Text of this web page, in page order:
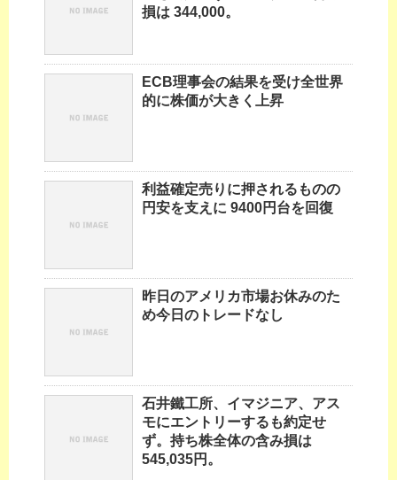
損は 344,000。
ECB理事会の結果を受け全世界
的に株価が大きく上昇
利益確定売りに押されるものの
円安を支えに 9400円台を回復
昨日のアメリカ市場お休みのた
め今日のトレードなし
石井鐵工所、イマジニア、アス
モにエントリーするも約定せ
ず。持ち株全体の含み損は
545,035円。